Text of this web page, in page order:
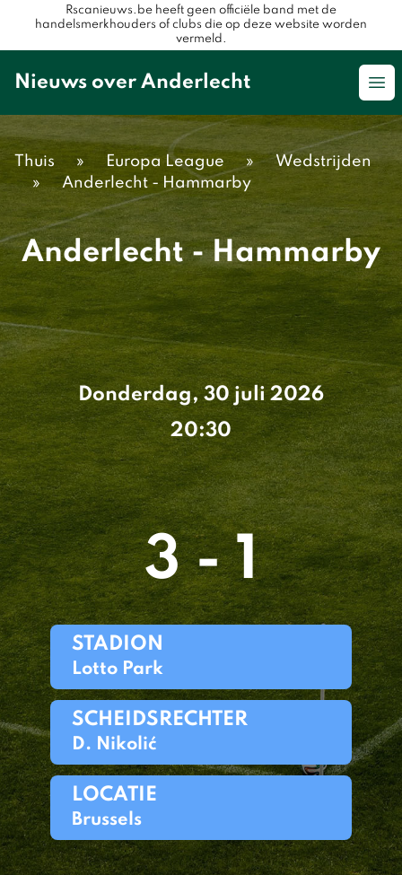
Rscanieuws.be heeft geen officiële band met de
handelsmerkhouders of clubs die op deze website worden
vermeld.
Nieuws over Anderlecht
Thuis » Europa League »
Wedstrijden
»
Anderlecht - Hammarby
Anderlecht - Hammarby
Donderdag, 30 juli 2026
20:30
3 - 1
STADION
Lotto Park
SCHEIDSRECHTER
D. Nikolić
LOCATIE
Brussels